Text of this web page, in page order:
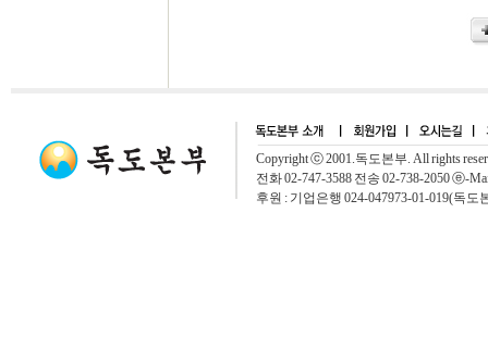
Copyright ⓒ 2001.독도본부. All rights
전화 02-747-3588 전송 02-738-2050 ⓔ-
후원 : 기업은행 024-047973-01-019(독도